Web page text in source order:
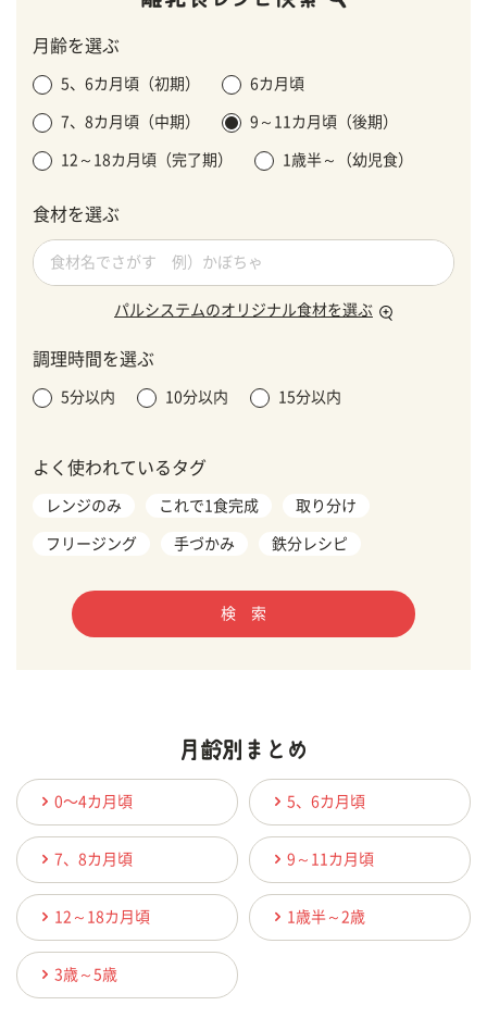
月齢を選ぶ
5、6カ月頃（初期） 6カ月頃
7、8カ月頃（中期） 9～11カ月頃（後期）
12～18カ月頃（完了期） 1歳半～（幼児食）
食材を選ぶ
パルシステムのオリジナル食材を選ぶ
調理時間を選ぶ
5分以内 10分以内 15分以内
よく使われているタグ
レンジのみ これで1食完成 取り分け
フリージング 手づかみ 鉄分レシピ
検 索
0〜4カ月頃 5、6カ月頃
7、8カ月頃 9～11カ月頃
12～18カ月頃 1歳半～2歳
3歳～5歳